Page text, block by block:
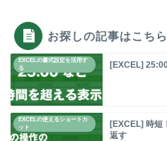
お探しの記事はこち
EXCELの書式設定を活用す
る
[EXCEL]
EXCELの使えるショートカ
ット
[EXCEL] 時短
返す